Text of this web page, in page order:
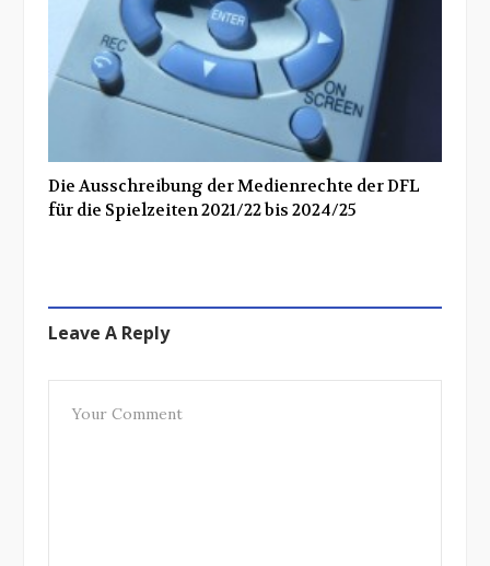
Die Ausschreibung der Medienrechte der DFL
für die Spielzeiten 2021/22 bis 2024/25
Leave A Reply